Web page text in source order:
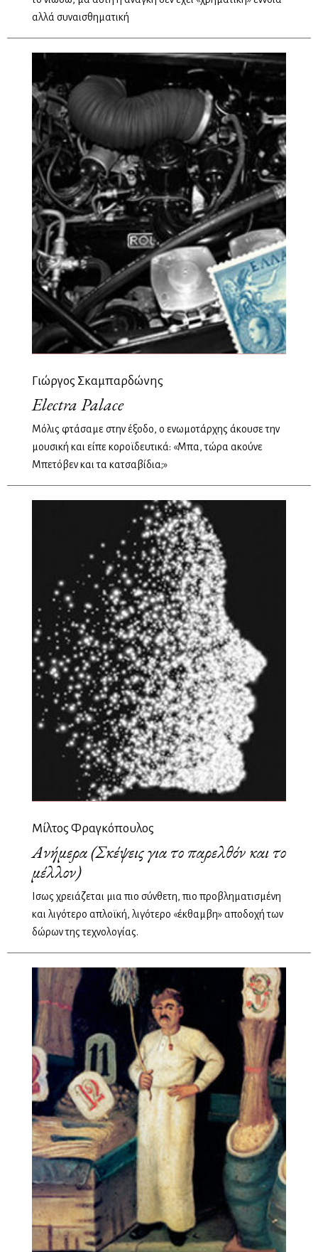
αλλά συναισθηματική
Γιώργος Σκαμπαρδώνης
Electra Palace
Μόλις φτάσαμε στην έξοδο, ο ενωμοτάρχης άκουσε την
μουσική και είπε κοροϊδευτικά: «Μπα, τώρα ακούνε
Μπετόβεν και τα κατσαβίδια;»
Μίλτος Φραγκόπουλος
Ανήμερα (Σκέψεις για το παρελθόν και το
μέλλον)
Ισως χρειάζεται μια πιο σύνθετη, πιο προβληματισμένη
και λιγότερο απλοϊκή, λιγότερο «έκθαμβη» αποδοχή των
δώρων της τεχνολογίας.